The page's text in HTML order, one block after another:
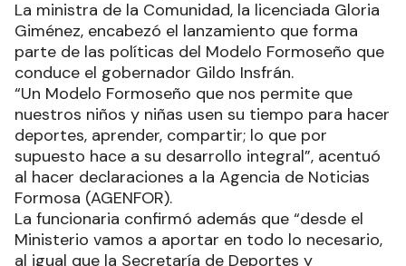
La ministra de la Comunidad, la licenciada Gloria
Giménez, encabezó el lanzamiento que forma
parte de las políticas del Modelo Formoseño que
conduce el gobernador Gildo Insfrán.
“Un Modelo Formoseño que nos permite que
nuestros niños y niñas usen su tiempo para hacer
deportes, aprender, compartir; lo que por
supuesto hace a su desarrollo integral”, acentuó
al hacer declaraciones a la Agencia de Noticias
Formosa (AGENFOR).
La funcionaria confirmó además que “desde el
Ministerio vamos a aportar en todo lo necesario,
al igual que la Secretaría de Deportes y